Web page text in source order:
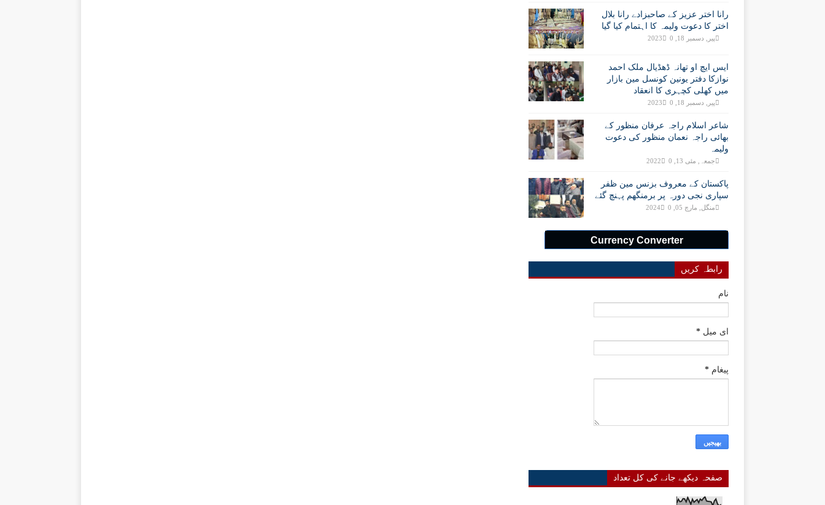
رانا اختر عزیز کے صاحبزادے رانا بلال
اختر کا دعوت ولیمہ کا اہتمام کیا گیا
پیر, دسمبر 18, 2023 0
ایس ایچ او تھانہ ڈھڈیال ملک احمد
نوازکا دفتر یونین کونسل مین بازار
میں کھلی کچہری کا انعقاد
پیر, دسمبر 18, 2023 0
شاعر اسلام راجہ عرفان منظور کے
بھائی راجہ نعمان منظور کی دعوت
ولیمہ
جمعہ, مئی 13, 2022 0
پاکستان کے معروف بزنس مین ظفر
سپاری نجی دورہ پر برمنگھم پہنچ گئے
منگل, مارچ 05, 2024 0
Currency Converter
رابطہ کریں
نام
ای میل *
پیغام *
صفحہ دیکھے جانے کی کل تعداد